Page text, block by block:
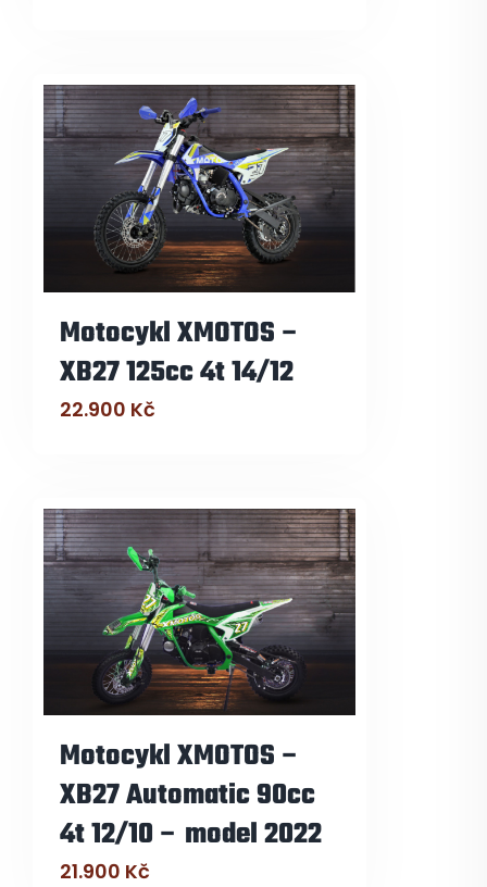
Motocykl XMOTOS –
XB27 125cc 4t 14/12
22.900 Kč
Motocykl XMOTOS –
XB27 Automatic 90cc
4t 12/10 – model 2022
21.900 Kč